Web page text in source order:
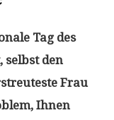
Tag des
selbst den
Frau
Ihnen